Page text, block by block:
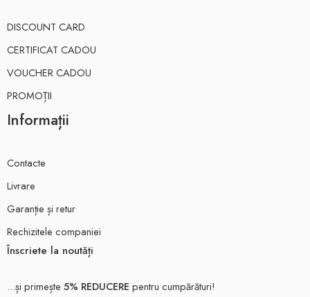
DISCOUNT CARD
CERTIFICAT CADOU
VOUCHER CADOU
PROMOȚII
Informații
Contacte
Livrare
Garanție și retur
Rechizitele companiei
Înscriete la noutăți
...și primește 5% REDUCERE pentru cumpărături!